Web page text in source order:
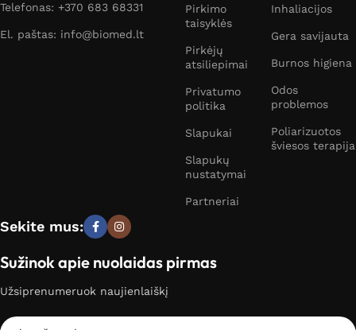
Telefonas: +370 683 68331
El. paštas: info@biomed.lt
Pirkimo
taisyklės
Pirkėjų
atsiliepimai
Privatumo
politika
Slapukai
Slapukų
nustatymai
Partneriai
Inhaliacijos
Gera savijauta
Burnos higiena
Odos
problemos
Poliarizuotos
šviesos terapija
Sekite mus:
Sužinok apie nuolaidas pirmas
Užsiprenumeruok naujienlaiškį